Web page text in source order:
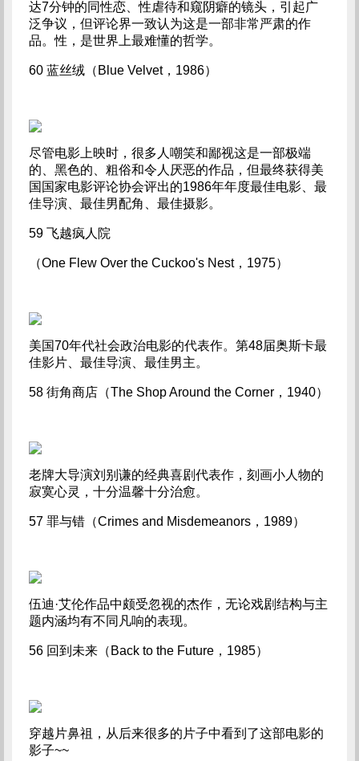
达7分钟的同性恋、性虐待和窥阴癖的镜头，引起广
泛争议，但评论界一致认为这是一部非常严肃的作
品。性，是世界上最难懂的哲学。
60 蓝丝绒（Blue Velvet，1986）
尽管电影上映时，很多人嘲笑和鄙视这是一部极端
的、黑色的、粗俗和令人厌恶的作品，但最终获得美
国国家电影评论协会评出的1986年年度最佳电影、最
佳导演、最佳男配角、最佳摄影。
59 飞越疯人院
（One Flew Over the Cuckoo's Nest，1975）
美国70年代社会政治电影的代表作。第48届奥斯卡最
佳影片、最佳导演、最佳男主。
58 街角商店（The Shop Around the Corner，1940）
老牌大导演刘别谦的经典喜剧代表作，刻画小人物的
寂寞心灵，十分温馨十分治愈。
57 罪与错（Crimes and Misdemeanors，1989）
伍迪·艾伦作品中颇受忽视的杰作，无论戏剧结构与主
题内涵均有不同凡响的表现。
56 回到未来（Back to the Future，1985）
穿越片鼻祖，从后来很多的片子中看到了这部电影的
影子~~